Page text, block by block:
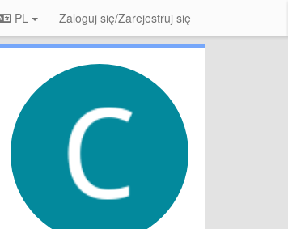
PL Zaloguj się/Zarejestruj się